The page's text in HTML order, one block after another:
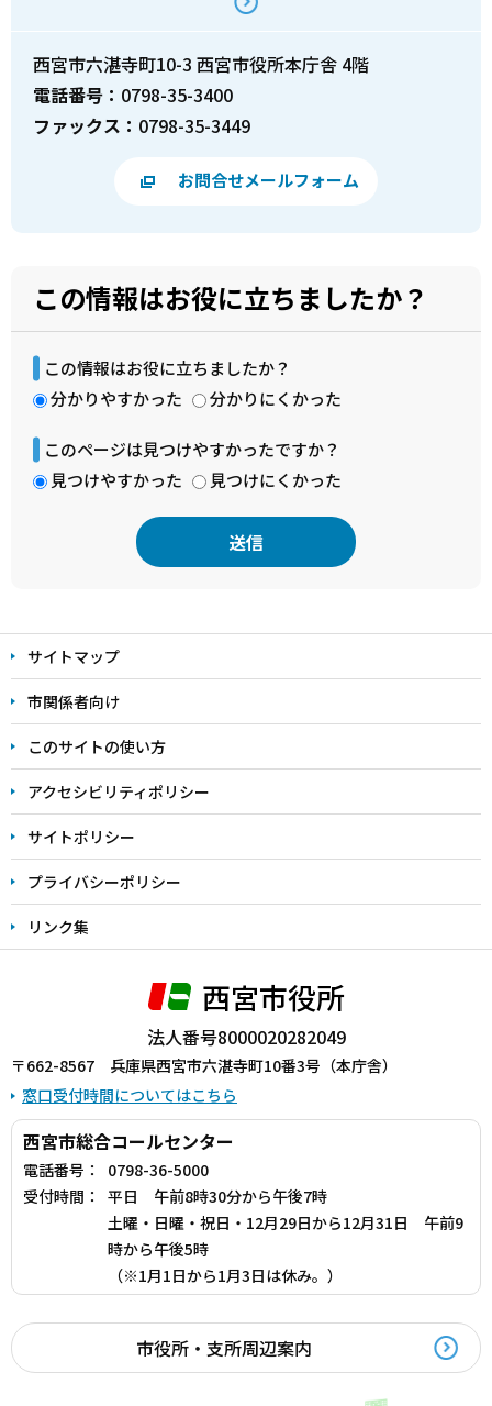
西宮市六湛寺町10-3 西宮市役所本庁舎 4階
電話番号： 0798-35-3400
ファックス： 0798-35-3449
お問合せメールフォーム
この情報はお役に立ちましたか？
この情報はお役に立ちましたか？
分かりやすかった
分かりにくかった
このページは見つけやすかったですか？
見つけやすかった
見つけにくかった
文
こ
こ
ま
で
サイトマップ
市関係者向け
このサイトの使い方
アクセシビリティポリシー
サイトポリシー
プライバシーポリシー
リンク集
西宮市役所
法人番号8000020282049
〒662-8567 兵庫県西宮市六湛寺町10番3号（本庁舎）
窓口受付時間についてはこちら
西宮市総合コールセンター
電話番号：
0798-36-5000
受付時間：
平日 午前8時30分から午後7時
土曜・日曜・祝日・12月29日から12月31日 午前9
時から午後5時
（※1月1日から1月3日は休み。）
市役所・支所周辺案内